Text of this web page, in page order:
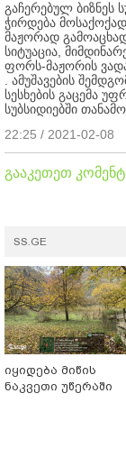
გაჩერებულ ბიზნეს
ჭირდება
მაჟორად
სიტუაცია,
ფორს-მაჟორის
. ამუშავების
სესხების გაცემა
სუბსიდიებში
22:25 / 2021-02-08
გააკეთეთ
SS.GE
იყიდება მიწის
ნაკვეთი უწერაში